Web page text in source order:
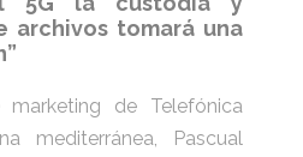
archivos tomará una
marketing de Telefónica
mediterránea, Pascual